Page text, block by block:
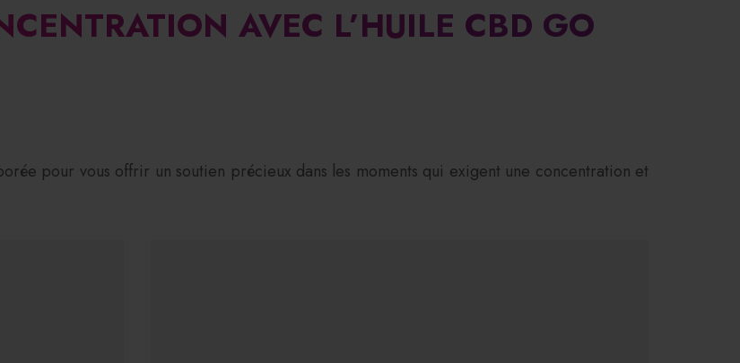
AVEC L’HUILE CBD GO
pour vous offrir un soutien précieux dans les moments qui exigent une concentration et